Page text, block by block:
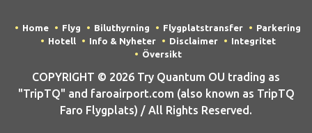
Home Flyg Biluthyrning Flygplatstransfer
Parkering
Hotell
Info & Nyheter Disclaimer
Integritet
Översikt
COPYRIGHT © 2026 Try Quantum OU trading as
"TripTQ" and faroairport.com (also known as TripTQ
Faro Flygplats) / All Rights Reserved.